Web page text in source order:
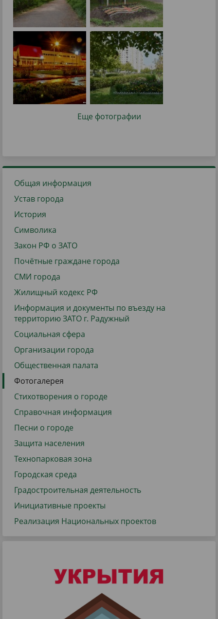
Еще фотографии
Общая информация
Устав города
История
Символика
Закон РФ о ЗАТО
Почётные граждане города
СМИ города
Жилищный кодекс РФ
Информация и документы по въезду на
территорию ЗАТО г. Радужный
Социальная сфера
Организации города
Общественная палата
Фотогалерея
Стихотворения о городе
Справочная информация
Песни о городе
Защита населения
Технопарковая зона
Городская среда
Градостроительная деятельность
Инициативные проекты
Реализация Национальных проектов